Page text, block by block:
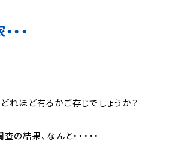
・
れほど有るかご存じでしょうか？
結果、なんと・・・・・